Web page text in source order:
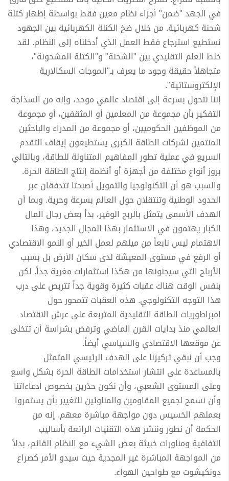
في الجهد "ضمن" أجزاء نظام معين فقط بواسطة إظهار كتلة
شحنة كهربائية. من خلال ضخ الكنلة الكهربائية بين الجهود
نستطيع استرجاع فقط العمل الذي أدخلناه إلى النظام. لقد
خلط العلم التقليدي بين "الشحنة" و"الكتلة المشحونة"،
متجاهلاً حقيقة وجود ما يعرف بـ"الموجات السكالارية
الإلكتروستاتية".
إننا نتحول بسرعة إلى اقتصاد عالمي موحد، وإنه من السذاجة
التفكير بأن مجموعة من المعلمين أو المثقفين، أو مجموعة
من الموظفين الحكوميين، أو مجموعة من المدراء والباحثين
المنتمين لشركات الطاقة الكبرى يستطيعون إيقاف التقدم
السريع في عملية تطور المفاهيم المتناولة للطاقة، وبالتالي
بروز أنواع مختلفة من أجهزة أو أنظمة إنتاج الطاقة الحرة.
والسبب هو أن التكنولوجيا والتمويل أصبحتا تتدفقان عبر
الحدود الوطنية وتنتقلان حول العالم بسرعة وحرية. وبما أن
الهدف الأسمى يتمثل بالربح الوفير، بدأ بعض رجال المال
الكبار يهتمون في الاستثمار بهذا المجال الجديد، وهذا
الاهتمام ليس نابعاً من ميلهم لعمل الخير أو النمو الاقتصادي
أو الرفع في مستوى المعيشة لدى سكان الأرض بل بسبب
الأرباح التي سيجنونها من هكذا استثمارات مغرية جداً. لكن
بنفس الوقت هناك عقبات كثيرة وقوية جداً تتربص على درب
هذا التوجه التكنولوجي. هذه العقبات تتمحور حول
إمبراطوريات الطاقة التقليدية المتربعة على عرش الاقتصاد
العالمي منذ بدايات القرن الماضي وترفض بشراسة أن تتخلى
عن موقعها الاقتصادي والسياسي أيضاً.
وجب أن نبقي تركيزنا على الهدف الرئيسي المتمثل
بالمساعدة على انتشار استخدامات الطاقة الحرة بشكل واسع
وعلى المستوى الشعبي، وأن نكون حذرين بخصوص ادعاءاتنا
وأن نسمح لجميع المقاومين والمناوئين للتغيير بأن يستمروا
بعملهم الخسيس دون مواجهة مباشرة معهم. إنه من
الحكمة أن نطور وننشر هذه التقنيات الرائعة بأساليب
التفافية ومناورات خبيثة بعض الشيء مع النظام القائم، بدلاً
من المواجهة المباشرة غير المجدية حيث سيدو الأمر كصراع
دونكيشوت مع طواحين الهواء.